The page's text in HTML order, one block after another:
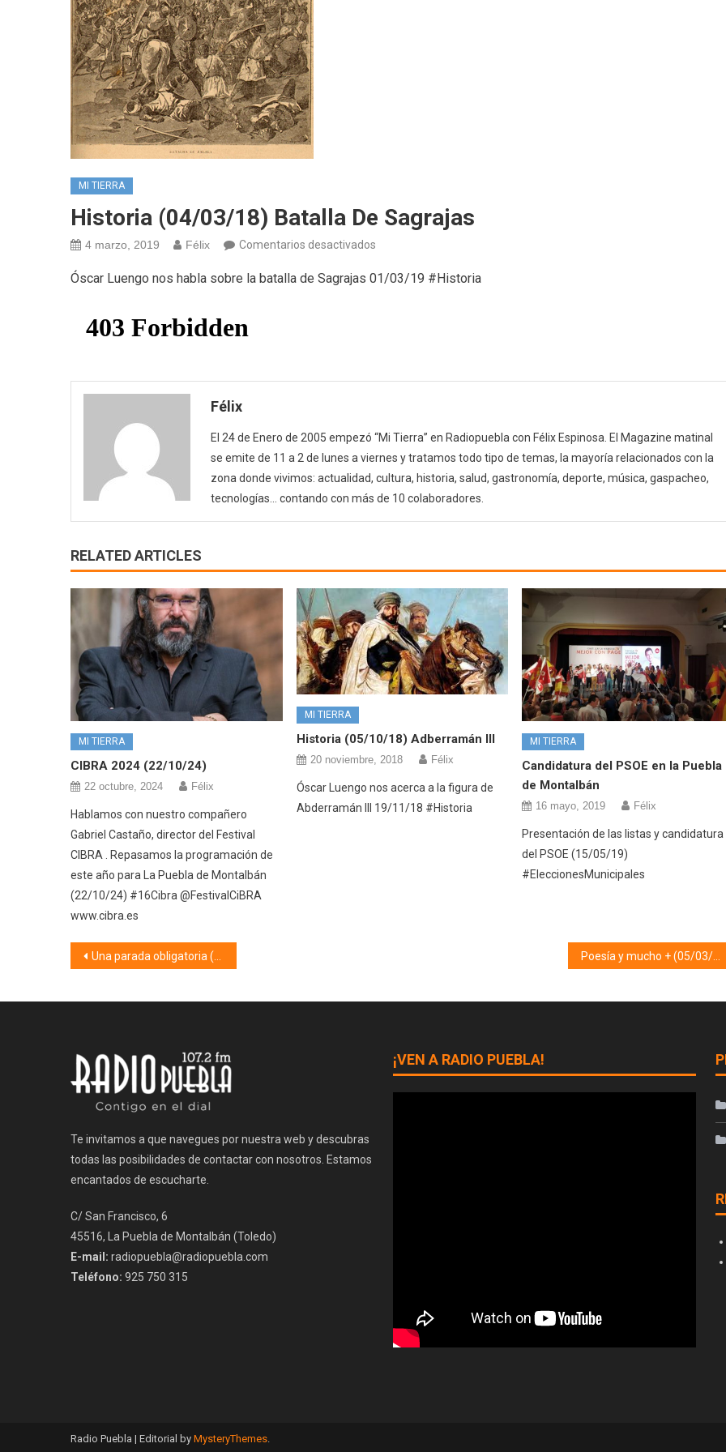
MI TIERRA
Historia (04/03/18) Batalla De Sagrajas
4 marzo, 2019 Félix Comentarios desactivados
(04/03/18)
Óscar Luengo nos habla sobre la batalla de Sagrajas 01/03/19 #Historia
Félix
El 24 de Enero de 2005 empezó “Mi Tierra” en Radiopuebla con Félix Espinosa. El Magazine matinal
se emite de 11 a 2 de lunes a viernes y tratamos todo tipo de temas, la mayoría relacionados con la
zona donde vivimos: actualidad, cultura, historia, salud, gastronomía, deporte, música, gaspacheo,
tecnologías… contando con más de 10 colaboradores.
RELATED ARTICLES
MI TIERRA
CIBRA 2024 (22/10/24)
22 octubre, 2024 Félix
Hablamos con nuestro compañero
Gabriel Castaño, director del Festival
CIBRA . Repasamos la programación de
este año para La Puebla de Montalbán
(22/10/24) #16Cibra @FestivalCiBRA
www.cibra.es
MI TIERRA
Historia (05/10/18) Adberramán III
20 noviembre, 2018 Félix
Óscar Luengo nos acerca a la figura de
Abderramán III 19/11/18 #Historia
MI TIERRA
Candidatura del PSOE en la Puebla
de Montalbán
16 mayo, 2019 Félix
Presentación de las listas y candidatura
del PSOE (15/05/19)
#EleccionesMunicipales
Navegación
Una parada obligatoria (01/03/19)
Te invitamos a que navegues por nuestra web y descubras
todas las posibilidades de contactar con nosotros. Estamos
encantados de escucharte.
C/ San Francisco, 6
45516, La Puebla de Montalbán (Toledo)
E-mail: radiopuebla@radiopuebla.com
Teléfono: 925 750 315
¡VEN A RADIO PUEBLA!
Radio Puebla | Editorial by MysteryThemes